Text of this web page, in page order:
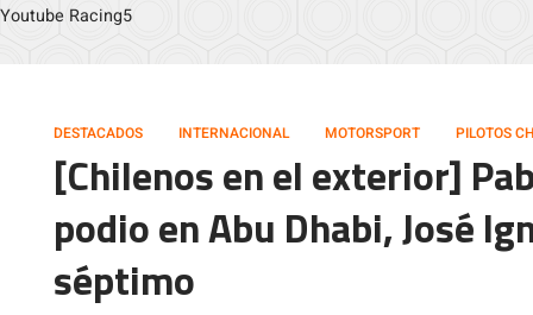
Youtube Racing5
DESTACADOS INTERNACIONAL MOTORSPORT PILOTOS
[Chilenos en el exterior]
podio en Abu Dhabi, José
séptimo